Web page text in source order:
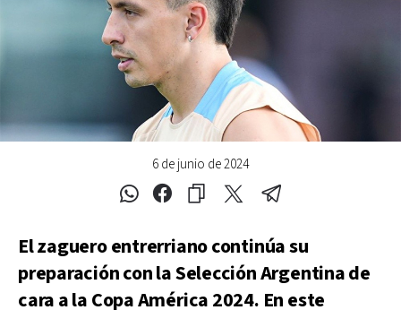
6 de junio de 2024
El zaguero entrerriano continúa su
preparación con la Selección Argentina de
cara a la Copa América 2024. En este